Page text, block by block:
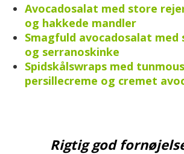
Avocadosalat med store
og hakkede mandler
Smagfuld avocadosalat
og serranoskinke
Spidskålswraps med
persillecreme og cremet
Rigtig god